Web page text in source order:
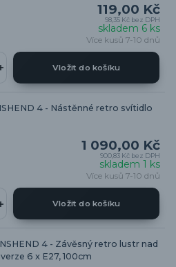
119,00 Kč
98,35 Kč bez DPH
skladem 6 ks
Více kusů 7-10 dnů
Vložit do košíku
4 - Nástěnné retro svítidlo
1 090,00 Kč
900,83 Kč bez DPH
skladem 1 ks
Více kusů 7-10 dnů
Vložit do košíku
4 - Závěsný retro lustr nad
6 x E27, 100cm